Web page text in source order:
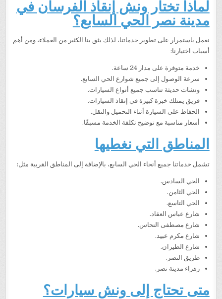
لماذا تختار ونش إنقاذ الفرسان في
مدينة نصر الحي السابع؟
نعمل باستمرار على تطوير خدماتنا، لذلك يثق بنا الكثير من العملاء، ومن أهم
أسباب اختيارنا:
خدمة متوفرة على مدار 24 ساعة.
سرعة الوصول إلى جميع شوارع الحي السابع.
ونشات حديثة تناسب جميع أنواع السيارات.
فريق يمتلك خبرة كبيرة في إنقاذ السيارات.
الحفاظ على السيارة أثناء التحميل والنقل.
أسعار مناسبة مع توضيح تكلفة الخدمة مسبقًا.
المناطق التي نغطيها
تشمل خدماتنا جميع أنحاء الحي السابع، بالإضافة إلى المناطق القريبة مثل:
الحي السادس.
الحي الثامن.
الحي التاسع.
شارع عباس العقاد.
شارع مصطفى النحاس.
شارع مكرم عبيد.
شارع الطيران.
طريق النصر.
زهراء مدينة نصر.
متى تحتاج إلى ونش سيارات؟